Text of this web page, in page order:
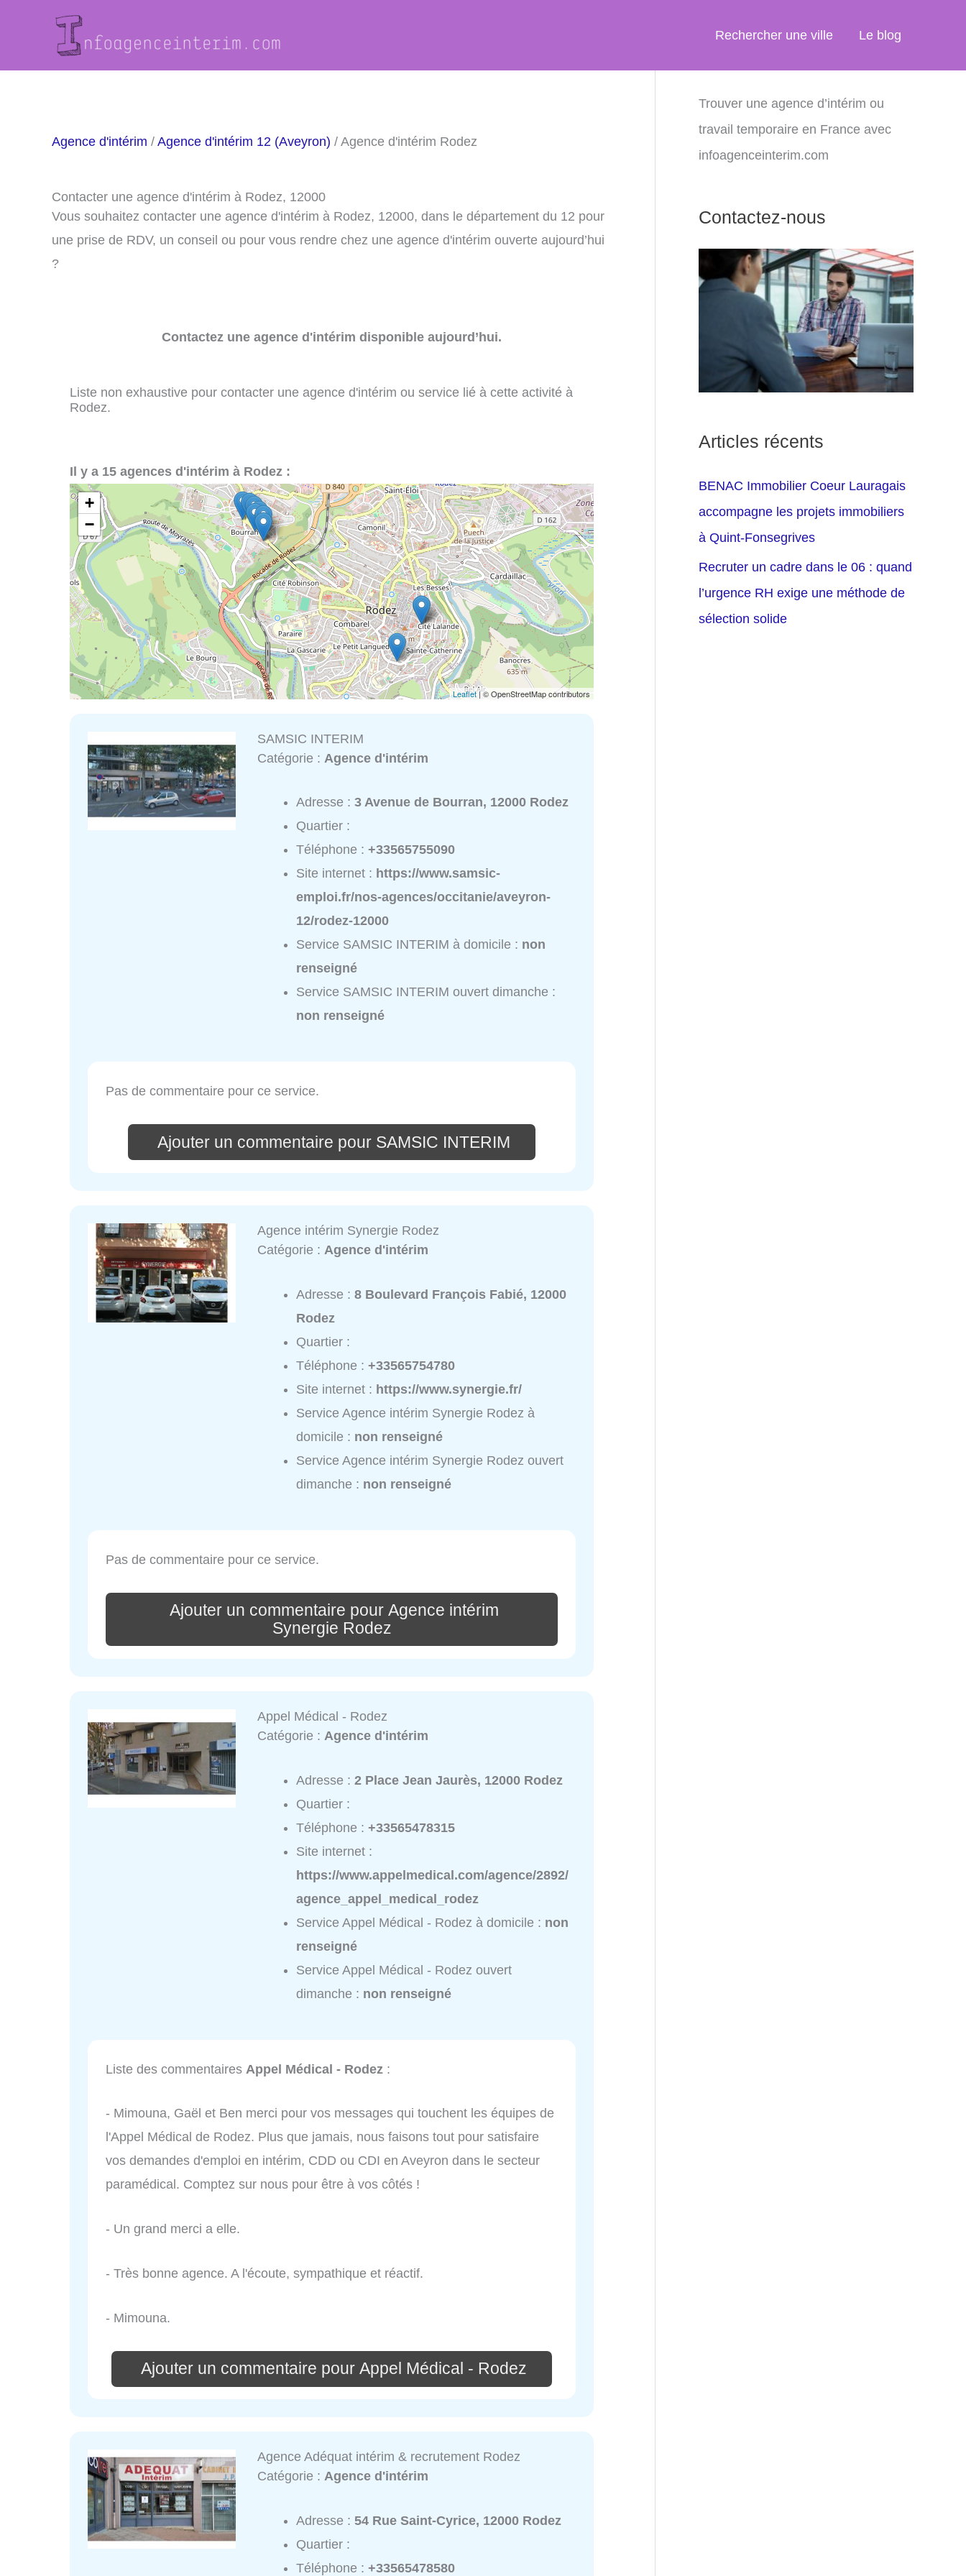
Rechercher une ville Le blog
Agence d'intérim / Agence d'intérim 12 (Aveyron) / Agence d'intérim Rodez
Contacter une agence d'intérim à Rodez, 12000
Vous souhaitez contacter une agence d'intérim à Rodez, 12000, dans le département du 12 pour
une prise de RDV, un conseil ou pour vous rendre chez une agence d'intérim ouverte aujourd’hui
?
Contactez une agence d'intérim disponible aujourd’hui.
Liste non exhaustive pour contacter une agence d'intérim ou service lié à cette activité à
Rodez.
Il y a 15 agences d'intérim à Rodez :
+
−
Leaflet| © OpenStreetMap contributors
SAMSIC INTERIM
Catégorie : Agence d'intérim
Adresse :3 Avenue de Bourran, 12000 Rodez
Quartier :
Téléphone :+33565755090
Site internet : https://www.samsic-
emploi.fr/nos-agences/occitanie/aveyron-
12/rodez-12000
Service SAMSIC INTERIM à domicile : non
renseigné
Service SAMSIC INTERIM ouvert dimanche :
non renseigné
Pas de commentaire pour ce service.
Ajouter un commentaire pour SAMSIC INTERIM
Agence intérim Synergie Rodez
Catégorie :Agence d'intérim
Adresse :8 Boulevard François Fabié, 12000
Rodez
Quartier :
Téléphone :+33565754780
Site internet : https://www.synergie.fr/
Service Agence intérim Synergie Rodez à
domicile : non renseigné
Service Agence intérim Synergie Rodez ouvert
dimanche : non renseigné
Pas de commentaire pour ce service.
Ajouter un commentaire pour Agence intérim
Synergie Rodez
Appel Médical - Rodez
Catégorie : Agence d'intérim
Adresse :2 Place Jean Jaurès, 12000 Rodez
Quartier :
Téléphone :+33565478315
Site internet :
https://www.appelmedical.com/agence/2892/
agence_appel_medical_rodez
Service Appel Médical - Rodez à domicile : non
renseigné
Service Appel Médical - Rodez ouvert
dimanche : non renseigné
Liste des commentaires Appel Médical - Rodez :
- Mimouna, Gaël et Ben merci pour vos messages qui touchent les équipes de
l'Appel Médical de Rodez. Plus que jamais, nous faisons tout pour satisfaire
vos demandes d'emploi en intérim, CDD ou CDI en Aveyron dans le secteur
paramédical. Comptez sur nous pour être à vos côtés !
- Un grand merci a elle.
- Très bonne agence. A l'écoute, sympathique et réactif.
- Mimouna.
Ajouter un commentaire pour Appel Médical - Rodez
Agence Adéquat intérim & recrutement Rodez
Catégorie :Agence d'intérim
Adresse :54 Rue Saint-Cyrice, 12000 Rodez
Quartier :
Téléphone :+33565478580
Trouver une agence d’intérim ou
travail temporaire en France avec
infoagenceinterim.com
Contactez-nous
Articles récents
BENAC Immobilier Coeur Lauragais
accompagne les projets immobiliers
à Quint-Fonsegrives
Recruter un cadre dans le 06 : quand
l’urgence RH exige une méthode de
sélection solide